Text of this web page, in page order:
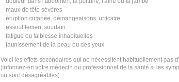
maux de tête sévères
éruption cutanée, démangeaisons, urticaire
essoufflement soudain
fatigue ou faiblesse inhabituelles
jaunissement de la peau ou des yeux
Voici les effets secondaires qui ne nécessitent habituellement pas
(informez-en votre médecin ou professionnel de la santé si les
ou sont désagréables):